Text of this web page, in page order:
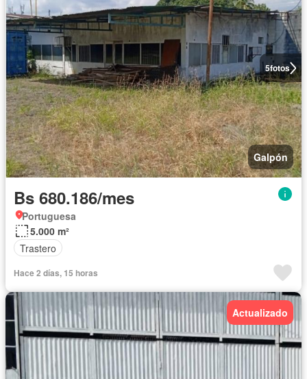
5fotos
Galpón
Bs 680.186/mes
Portuguesa
5.000 m²
Trastero
Hace 2 días, 15 horas
Actualizado